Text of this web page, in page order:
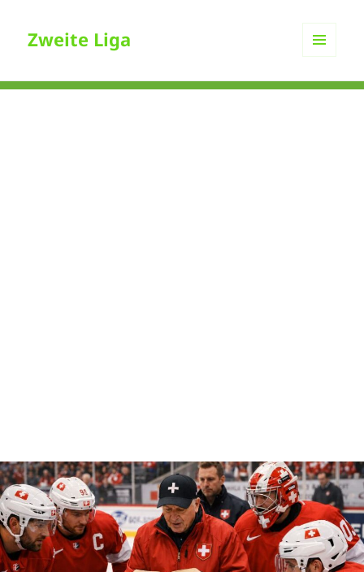
Zweite Liga
WIDGETS